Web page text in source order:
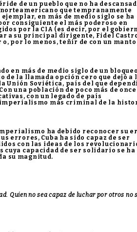
de un pueblo que no ha
que tempranamente
en más de medio siglo se ha
consiguiente el más poderoso en
por la CIA (es decir, por el
a su principal dirigente, Fidel
por lo menos, teñir de con un manto
en más de medio siglo de un bloqueo
la llamada opción cero que dejó a
Unión Soviética, país del que
una población de poco más de once
con un legado de país
imperialismo más criminal de la
ha debido reconocer su
errores, Cuba ha sido capaz de ser
con las ideas de los
cuya capacidad de ser solidario se ha
su magnitud.
Quien no sea capaz de luchar por otros no